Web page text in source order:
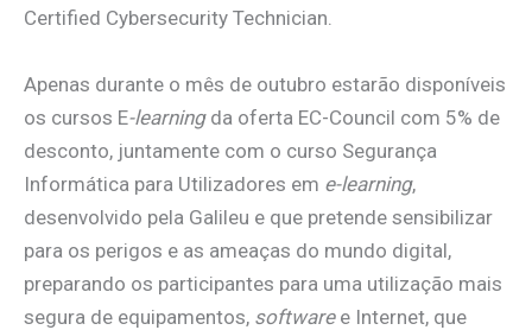
Certified Cybersecurity Technician.
Apenas durante o mês de outubro estarão disponíveis
os cursos E-learningda oferta EC-Council com 5% de
desconto, juntamente com o curso Segurança
Informática para Utilizadores em e-learning,
desenvolvido pela Galileu e que pretende sensibilizar
para os perigos e as ameaças do mundo digital,
preparando os participantes para uma utilização mais
segura de equipamentos, softwaree Internet, que